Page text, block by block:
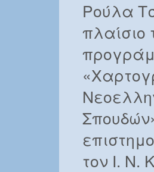
Ρούλα
πλαίσιο
τον Ι. Ν.